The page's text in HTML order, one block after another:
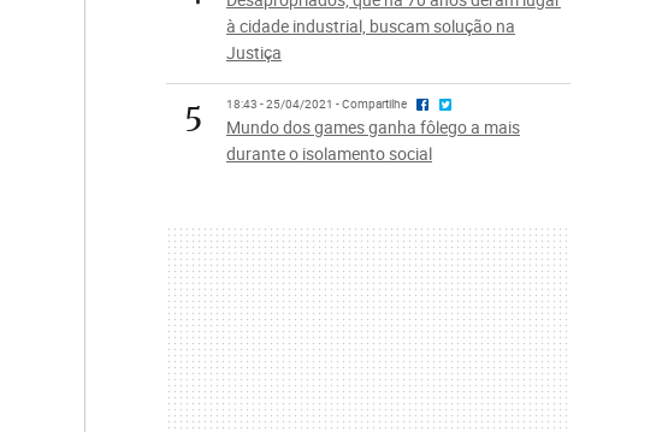
à cidade industrial, buscam solução na
Justiça
5 18:43 - 25/04/2021 - Compartilhe
Mundo dos games ganha fôlego a mais
durante o isolamento social